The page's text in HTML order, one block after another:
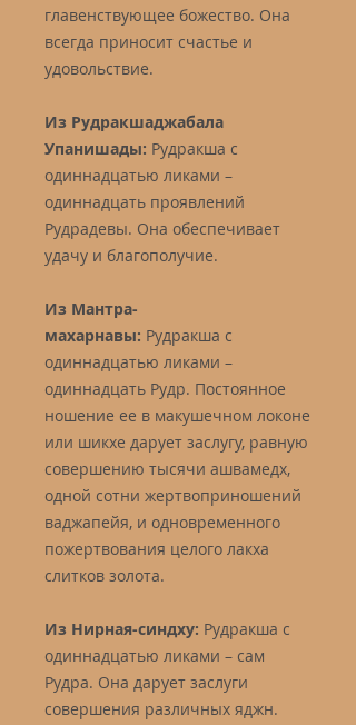
главенствующее божество. Она
всегда приносит счастье и
удовольствие.
Из Рудракшаджабала
Упанишады: Рудракша с
одиннадцатью ликами –
одиннадцать проявлений
Рудрадевы. Она обеспечивает
удачу и благополучие.
Из Мантра-
махарнавы: Рудракша с
одиннадцатью ликами –
одиннадцать Рудр. Постоянное
ношение ее в макушечном локоне
или шикхе дарует заслугу, равную
совершению тысячи ашвамедх,
одной сотни жертвоприношений
ваджапейя, и одновременного
пожертвования целого лакха
слитков золота.
Из Нирная-синдху: Рудракша с
одиннадцатью ликами – сам
Рудра. Она дарует заслуги
совершения различных яджн.